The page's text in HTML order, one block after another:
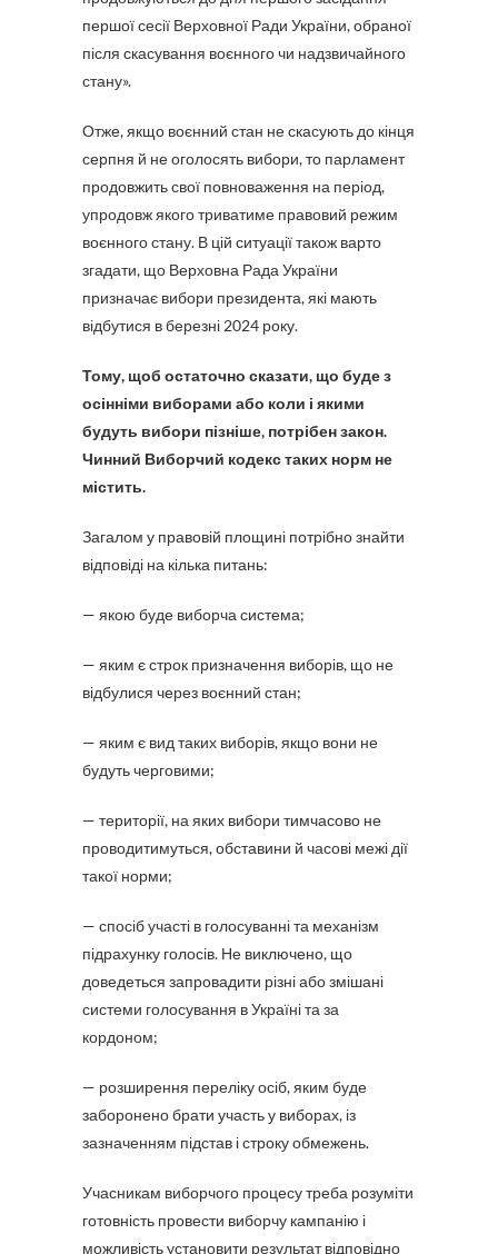
першої сесії Верховної Ради України, обраної
після скасування воєнного чи надзвичайного
стану».
Отже, якщо воєнний стан не скасують до кінця
серпня й не оголосять вибори, то парламент
продовжить свої повноваження на період,
упродовж якого триватиме правовий режим
воєнного стану. В цій ситуації також варто
згадати, що Верховна Рада України
призначає вибори президента, які мають
відбутися в березні 2024 року.
Тому, щоб остаточно сказати, що буде з
осінніми виборами або коли і якими
будуть вибори пізніше, потрібен закон.
Чинний Виборчий кодекс таких норм не
містить.
Загалом у правовій площині потрібно знайти
відповіді на кілька питань:
— якою буде виборча система;
— яким є строк призначення виборів, що не
відбулися через воєнний стан;
— яким є вид таких виборів, якщо вони не
будуть черговими;
— території, на яких вибори тимчасово не
проводитимуться, обставини й часові межі дії
такої норми;
— спосіб участі в голосуванні та механізм
підрахунку голосів. Не виключено, що
доведеться запровадити різні або змішані
системи голосування в Україні та за
кордоном;
— розширення переліку осіб, яким буде
заборонено брати участь у виборах, із
зазначенням підстав і строку обмежень.
Учасникам виборчого процесу треба розуміти
готовність провести виборчу кампанію і
можливість установити результат відповідно